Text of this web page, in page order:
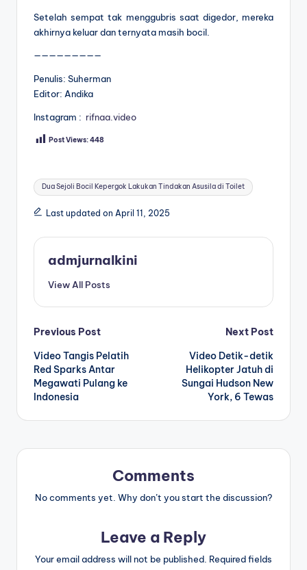
Setelah sempat tak menggubris saat digedor, mereka
akhirnya keluar dan ternyata masih bocil.
—————————
Penulis: Suherman
Editor: Andika
Instagram : rifnaa.video
Post Views:448
Tags:
Dua Sejoli Bocil Kepergok Lakukan Tindakan Asusila di Toilet
Last updated on April 11, 2025
admjurnalkini
View All Posts
Post
navigation
Previous Post
Video Tangis Pelatih
Red Sparks Antar
Megawati Pulang ke
Indonesia
Next Post
Video Detik-detik
Helikopter Jatuh di
Sungai Hudson New
York, 6 Tewas
Comments
No comments yet. Why don’t you start the discussion?
Leave a Reply
Your email address will not be published. Required fields